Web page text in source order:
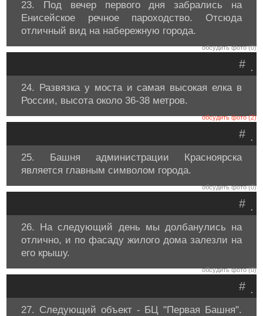
23. Под вечер первого дня забрались на
Енисейское речное пароходство. Отсюда
отличный вид на набережную города.
обсудить фото (0)
.
#
24. Развязка у моста и самая высокая елка в
России, высота около 36-38 метров.
обсудить фото (2)
.
#
25. Башня администрации Красноярска
является главным символом города.
обсудить фото (0)
.
#
26. На следующий день мы долбанулись на
отлично, и по фасаду жилого дома залезли на
его крышу.
обсудить фото (0)
.
#
27. Следующий объект - БЦ "Первая Башня".